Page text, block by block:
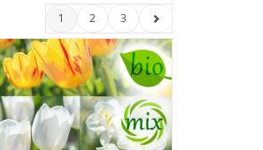
1 2
3
Biologische
Blumenzwiebelmischung
'Frühlingsgefühle'
Die perfekte Frische-Mischung
INFO UND KAUFEN